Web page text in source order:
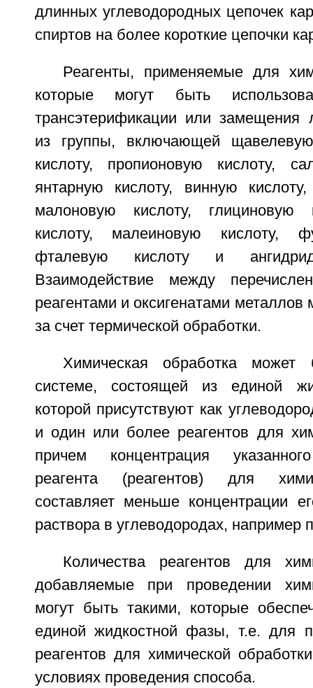
длинных углеводородных цепочек
спиртов на более короткие цепочки
Реагенты, применяемые для
которые могут быть
трансэтерификации или замещения
из группы, включающей щавелевую
кислоту, пропионовую кислоту,
янтарную кислоту, винную
малоновую кислоту, глициновую
кислоту, малеиновую кислоту,
фталевую кислоту и
Взаимодействие между
реагентами и оксигенатами металлов
за счет термической обработки.
Химическая обработка
системе, состоящей из единой
которой присутствуют как
и один или более реагентов для
причем концентрация
реагента (реагентов) для
составляет меньше концентрации
раствора в углеводородах, например
Количества реагентов для
добавляемые при проведении
могут быть такими, которые
единой жидкостной фазы, т.е. для
реагентов для химической
условиях проведения способа.